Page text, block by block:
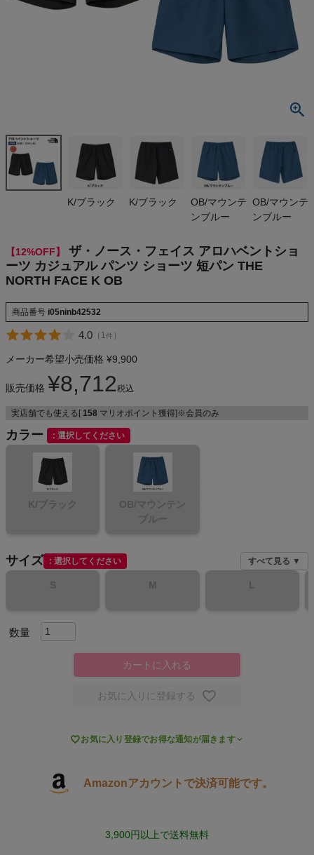
ーツ カジュ
アル パンツ
ショーツ 短
パン THE NO
RTH FACE K
(税込)
NIKE
CHUMS
HOKA
もっと見る
レディースカジュアルウェア
レディーススポーツウェア
キャンプ・フェス
K/ブラック K/ブラック
OB/マウンテ
ンブルー
OB/マウンテ
ンブルー
【12%OFF】
ザ・ノース・フェイス アロハベントショ
ーツ カジュアル パンツ ショーツ 短パン THE
NORTH FACE K OB
商品番号 i05ninb42532
4.0 （ 1件 ）
メーカー希望小売価格 ¥9,900
販売価格 ¥8,712税込
実店舗でも使える[ 158 マリオポイント獲得]※会員のみ
カラー 選択してください
K/ブラック
OB/マウンテン
ブルー
サイズ 選択してください すべて見る ▼
S M L
カートに入れる
お気に入りに登録する
お気に入り登録でお得な通知が届きます
Amazonアカウントで決済可能です。
3,900円以上で送料無料